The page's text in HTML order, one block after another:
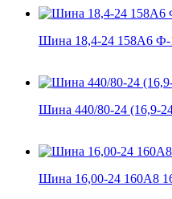
Шина 18,4-24 158А6 Ф-
Шина 440/80-24 (16,9-
Шина 16,00-24 160A8